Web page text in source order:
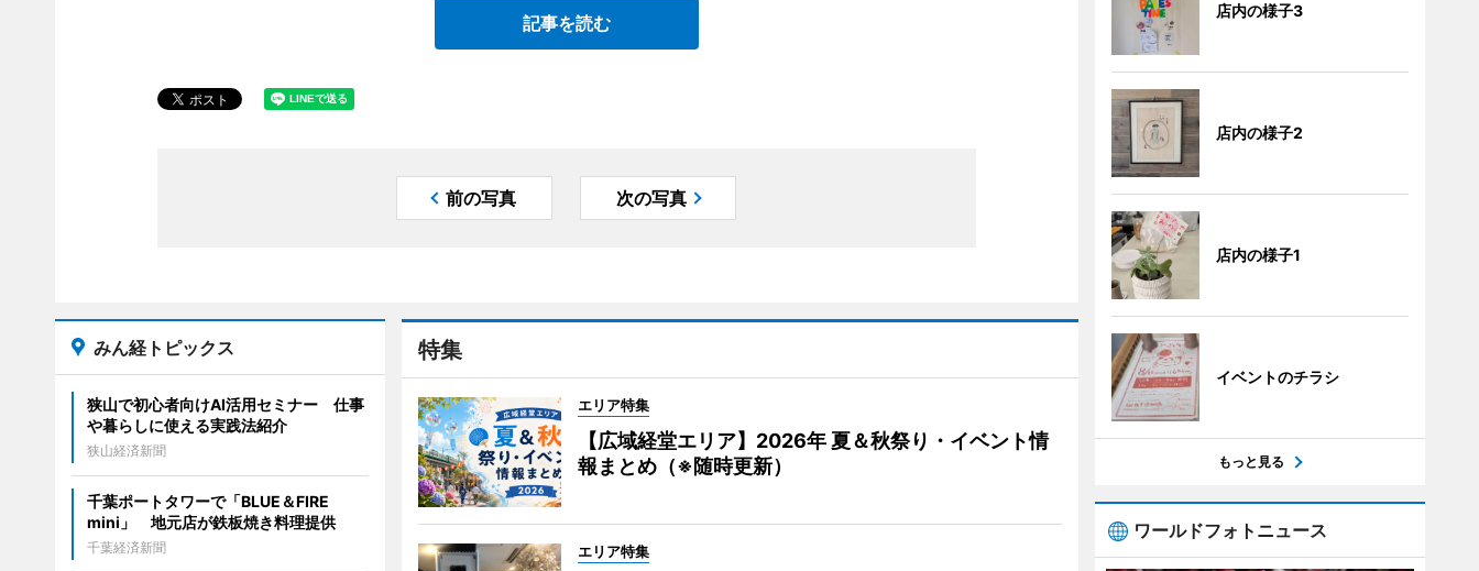
記事を読む
前の写真 次の写真
特集
エリア特集
【広域経堂エリア】2026年 夏＆秋祭り・イベント情
報まとめ（※随時更新）
エリア特集
みん経トピックス
狭山で初心者向けAI活用セミナー 仕事
や暮らしに使える実践法紹介
狭山経済新聞
千葉ポートタワーで「BLUE＆FIRE
mini」 地元店が鉄板焼き料理提供
千葉経済新聞
店内の様子3
店内の様子2
店内の様子1
イベントのチラシ
もっと見る
ワールドフォトニュース